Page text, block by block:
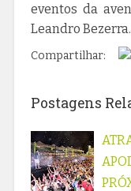
eventos da
Leandro Bezerra.
Compartilhar:
Postagens